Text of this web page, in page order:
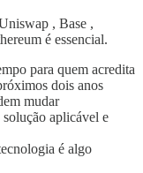
, Base ,
é essencial.
para quem acredita
dois anos
mudar
aplicável e
é algo